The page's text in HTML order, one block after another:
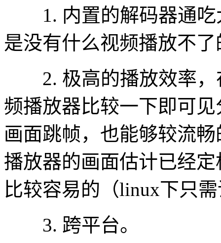
1. 内置的解码器通吃
是没有什么视频播放不了
2. 极高的播放效率，
频播放器比较一下即可
画面跳帧，也能够较流
播放器的画面估计已经
比较容易的（linux下只
3. 跨平台。